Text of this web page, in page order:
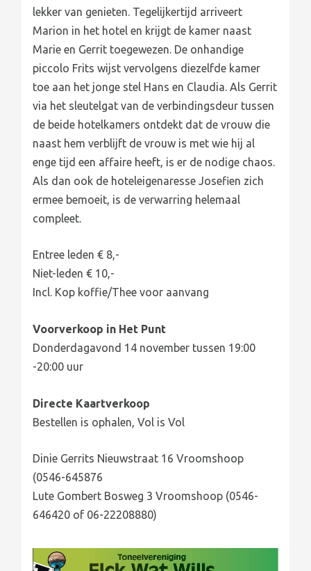
lekker van genieten. Tegelijkertijd arriveert
Marion in het hotel en krijgt de kamer naast
Marie en Gerrit toegewezen. De onhandige
piccolo Frits wijst vervolgens diezelfde kamer
toe aan het jonge stel Hans en Claudia. Als Gerrit
via het sleutelgat van de verbindingsdeur tussen
de beide hotelkamers ontdekt dat de vrouw die
naast hem verblijft de vrouw is met wie hij al
enge tijd een affaire heeft, is er de nodige chaos.
Als dan ook de hoteleigenaresse Josefien zich
ermee bemoeit, is de verwarring helemaal
compleet.
Entree leden € 8,-
Niet-leden € 10,-
Incl. Kop koffie/Thee voor aanvang
Voorverkoop in Het Punt
Donderdagavond 14 november tussen 19:00
-20:00 uur
Directe Kaartverkoop
Bestellen is ophalen, Vol is Vol
Dinie Gerrits Nieuwstraat 16 Vroomshoop
(0546-645876
Lute Gombert Bosweg 3 Vroomshoop (0546-
646420 of 06-22208880)